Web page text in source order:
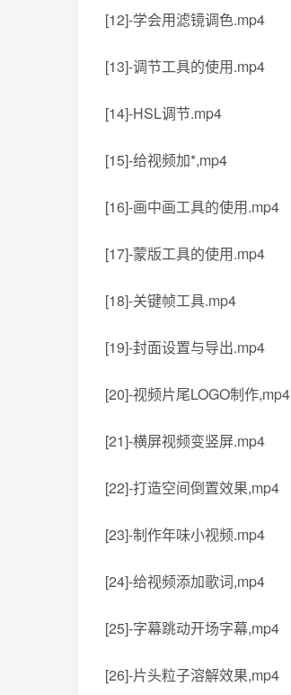
[12]-学会用滤镜调色.mp4
[13]-调节工具的使用.mp4
[14]-HSL调节.mp4
[15]-给视频加*,mp4
[16]-画中画工具的使用.mp4
[17]-蒙版工具的使用.mp4
[18]-关键帧工具.mp4
[19]-封面设置与导出.mp4
[20]-视频片尾LOGO制作,mp4
[21]-横屏视频变竖屏.mp4
[22]-打造空间倒置效果,mp4
[23]-制作年味小视频.mp4
[24]-给视频添加歌词,mp4
[25]-字幕跳动开场字幕,mp4
[26]-片头粒子溶解效果,mp4